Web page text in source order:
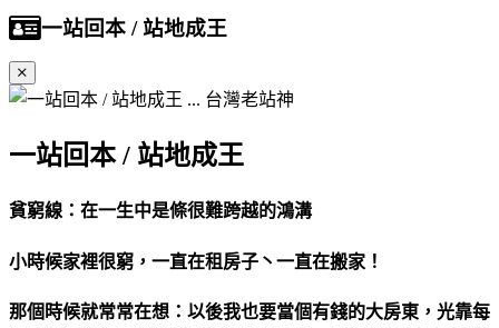
一站回本 / 站地成王
一站回本 / 站地成王
貧窮線：在一生中是條很難跨越的鴻溝
小時候家裡很窮，一直在租房子丶一直在搬家！
那個時候就常常在想：以後我也要當個有錢的大房東，光靠每